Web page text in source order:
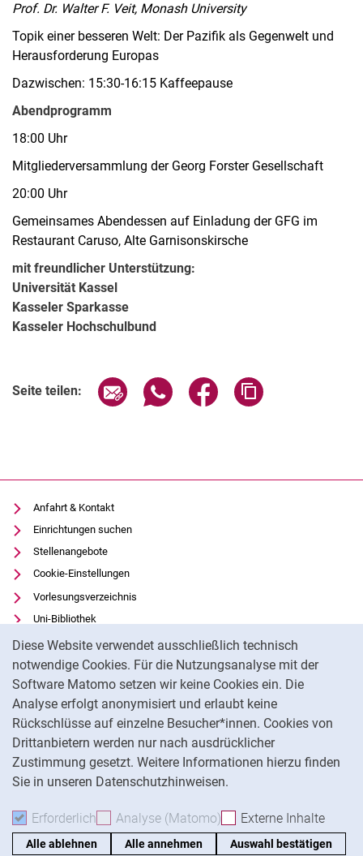
Diese Website verwendet ausschließlich technisch
notwendige Cookies. Für die Nutzungsanalyse mit der
Software Matomo setzen wir keine Cookies ein. Die
Analyse erfolgt anonymisiert und erlaubt keine
Rückschlüsse auf einzelne Besucher*innen. Cookies von
Drittanbietern werden nur nach ausdrücklicher
Zustimmung gesetzt. Weitere Informationen hierzu finden
Sie in unseren Datenschutzhinweisen.
Erforderlich Erforderliche Cookies akzeptieren
Analyse (Matomo) Analyse-Cookies
Externe Inhalte
Alle ablehnen Alle annehmen Auswahl bestätigen
Prof. Dr. Walter F. Veit, Monash University
Topik einer besseren Welt: Der Pazifik als Gegenwelt und
Herausforderung Europas
Dazwischen: 15:30-16:15 Kaffeepause
Abendprogramm
18:00 Uhr
Mitgliederversammlung der Georg Forster Gesellschaft
20:00 Uhr
Gemeinsames Abendessen auf Einladung der GFG im
Restaurant Caruso, Alte Garnisonskirsche
mit freundlicher Unterstützung:
Universität Kassel
Kasseler Sparkasse
Kasseler Hochschulbund
Seite teilen: Seite über E-Mail teilen
Seite über WhatsApp teilen
Seite über Facebook
Anfahrt & Kontakt
Einrichtungen suchen
Stellenangebote
Cookie-Einstellungen
Vorlesungsverzeichnis
Uni-Bibliothek
Moodle
Panopto
Datenschutz
Barrierefreiheit
Transparenter KI-Einsatz